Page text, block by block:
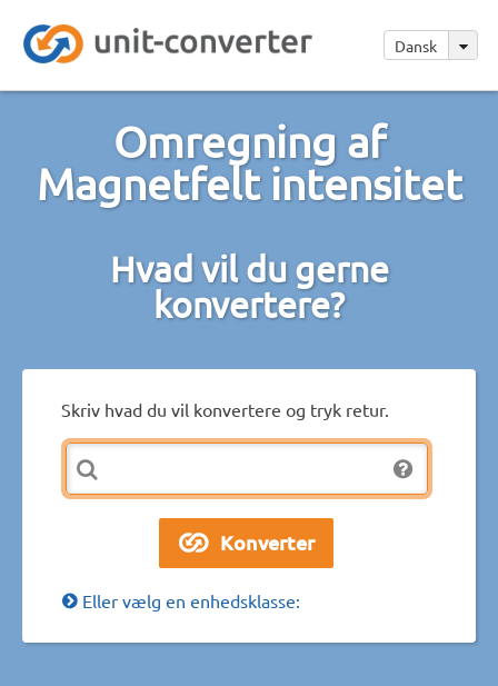
Dansk
Omregning af
Magnetfelt intensitet
Hvad vil du gerne
konvertere?
Skriv hvad du vil konvertere og tryk retur.
Eller vælg en enhedsklasse: